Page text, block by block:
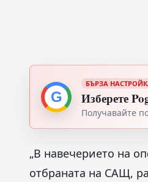
G
БЪРЗА
Изберете
Получавайте
„В навечерието на
отбраната на САЩ,